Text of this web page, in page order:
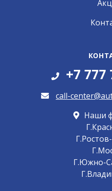
+7 777
call-
Наши
Г.Южно-